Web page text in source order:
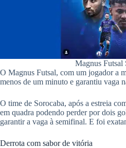
Magnus Futsal
O Magnus Futsal, com um jogador a
menos de um minuto e garantiu vaga
O time de Sorocaba, após a estreia
em quadra podendo perder por dois
garantir a vaga à semifinal. E foi
Derrota com sabor de vitória